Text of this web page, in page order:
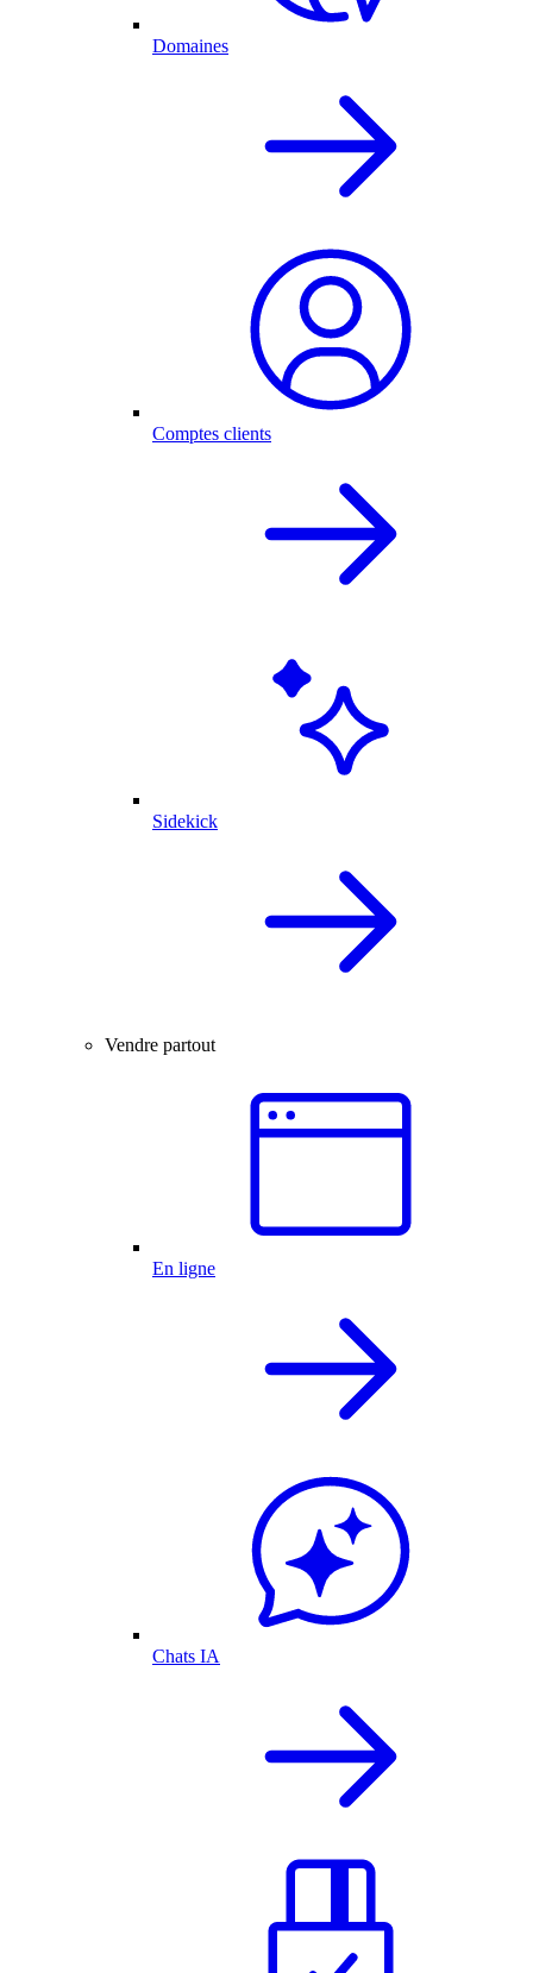
Domaines
Comptes clients
Sidekick
Vendre partout
En ligne
Chats IA